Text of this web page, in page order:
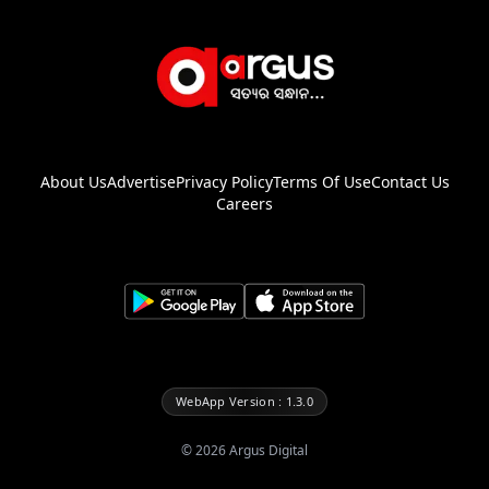
About UsAdvertisePrivacy PolicyTerms Of UseContact Us
Careers
WebApp Version : 1.3.0
©2026Argus Digital